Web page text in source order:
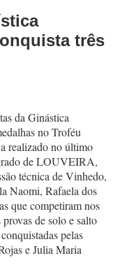
três
da Ginástica
no Troféu
realizado no último
de LOUVEIRA,
técnica de Vinhedo,
Naomi, Rafaela dos
que competiram nos
de solo e salto
pelas
e Julia Maria